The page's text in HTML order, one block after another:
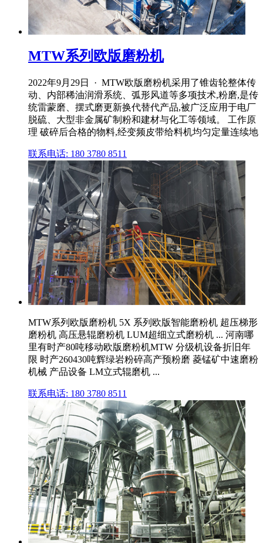
MTW系列欧版磨粉机
2022年9月29日 · MTW欧版磨粉机采用了锥齿轮整体传
动、内部稀油润滑系统、弧形风道等多项技术,粉磨,是传
统雷蒙磨、摆式磨更新换代替代产品,被广泛应用于电厂
脱硫、大型非金属矿制粉和建材与化工等领域。 工作原
理 破碎后合格的物料,经变频皮带给料机均匀定量连续地
联系电话: 180 3780 8511
MTW系列欧版磨粉机 5X 系列欧版智能磨粉机 超压梯形
磨粉机 高压悬辊磨粉机 LUM超细立式磨粉机 ... 河南哪
里有时产80吨移动欧版磨粉机MTW 分级机设备折旧年
限 时产260430吨辉绿岩粉碎高产预粉磨 菱锰矿中速磨粉
机械 产品设备 LM立式辊磨机 ...
联系电话: 180 3780 8511